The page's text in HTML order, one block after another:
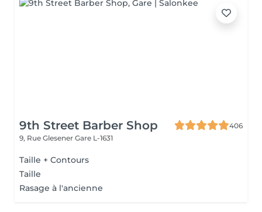
9th Street Barber Shop
406
9, Rue Glesener Gare L-1631
Taille + Contours
Taille
Rasage à l'ancienne